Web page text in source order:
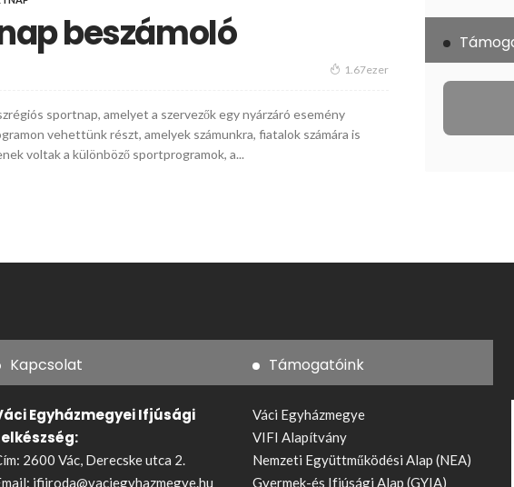
beszámoló
1.67ezer
sportnap, amelyet a szervezők egy nyárzáró esemény
vehettünk részt, amelyek számunkra, fiatalok számára is
voltak a különböző sportprogramok, a...
Kapcsolat
Egyházmegyei Ifjúsági
2600 Vác, Derecske utca 2.
ifiiroda@vaciegyhazmegye.hu
Támogatóink
Váci Egyházmegye
VIFI Alapítvány
Nemzeti Együttműködési Alap (NEA)
Gyermek-és Ifjúsági Alap (GYIA)